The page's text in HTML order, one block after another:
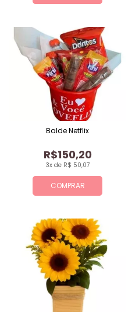
COMPRAR
3x de R$ 50,07
R$150,20
Balde Netflix